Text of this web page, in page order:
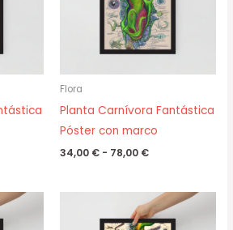
Flora
Planta Carnívora Fantástica
Póster con marco
34,00 € - 78,00 €
Rango
de
precios: